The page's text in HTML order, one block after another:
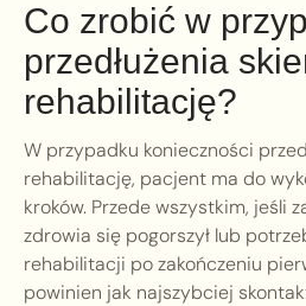
Co zrobić w
przedłużenia
rehabilitację?
W przypadku konieczności
rehabilitację, pacjent ma do
kroków. Przede wszystkim, jeśli
zdrowia się pogorszył lub
rehabilitacji po zakończeniu
powinien jak najszybciej